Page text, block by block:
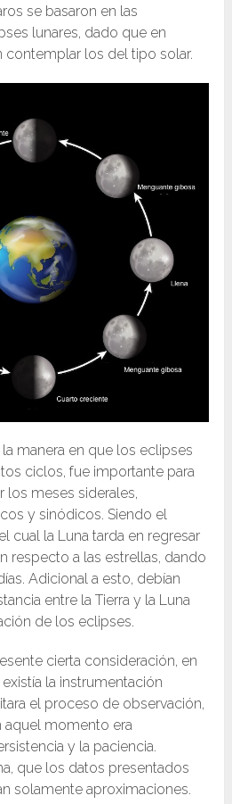
se basaron en las
lunares, dado que en
contemplar los del tipo solar.
manera en que los eclipses
ciclos, fue importante para
meses siderales,
y sinódicos. Siendo el
cual la Luna tarda en regresar
respecto a las estrellas, dando
Adicional a esto, debían
entre la Tierra y la Luna
de los eclipses.
cierta consideración, en
la instrumentación
el proceso de observación,
aquel momento era
y la paciencia.
que los datos presentados
solamente aproximaciones.